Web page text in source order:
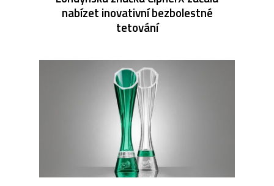
nabízet inovativní bezbolestné
tetování